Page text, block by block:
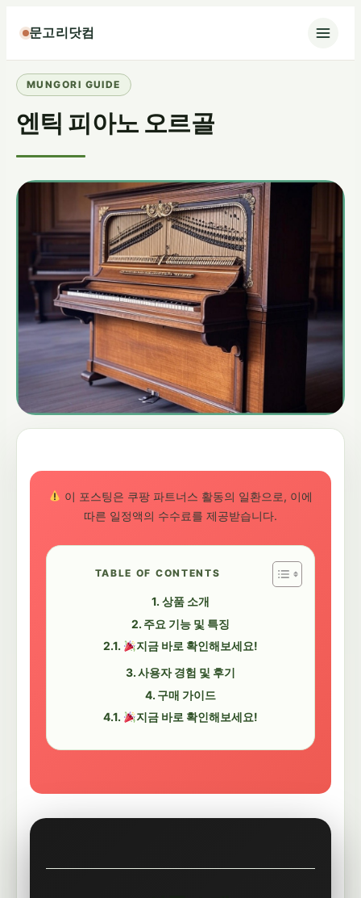
츠
로
로
문고리닷컴
엔틱 피아노 오르골
이 포스팅은 쿠팡 파트너스 활동의 일환으로, 이에
따른 일정액의 수수료를 제공받습니다.
TABLE OF CONTENTS
상품 소개
주요 기능 및 특징
지금 바로 확인해보세요!
사용자 경험 및 후기
구매 가이드
지금 바로 확인해보세요!